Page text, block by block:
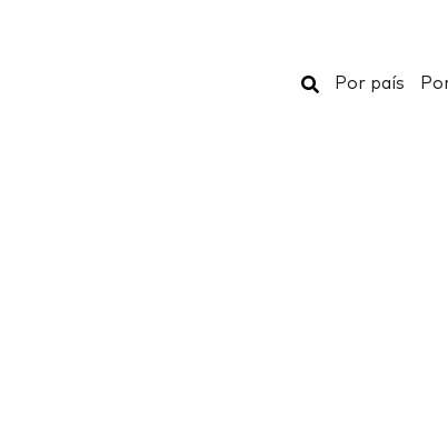
Buscar
Por país